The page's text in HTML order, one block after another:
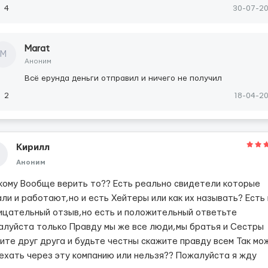
4 30-07-
M
Marat
Аноним
Всё ерунда деньги отправил и ничего не получил
2 18-04-
Кирилл
Аноним
Вообще верить то?? Есть реально свидетели которые
и работают,но и есть Хейтеры или как их называть? Есть
отзыв,но есть и положительный ответьте
только Правду мы же все люди,мы братья и Сестры
друг друга и будьте честны скажите правду всем Так
через эту компанию или нельзя?? Пожалуйста я жду